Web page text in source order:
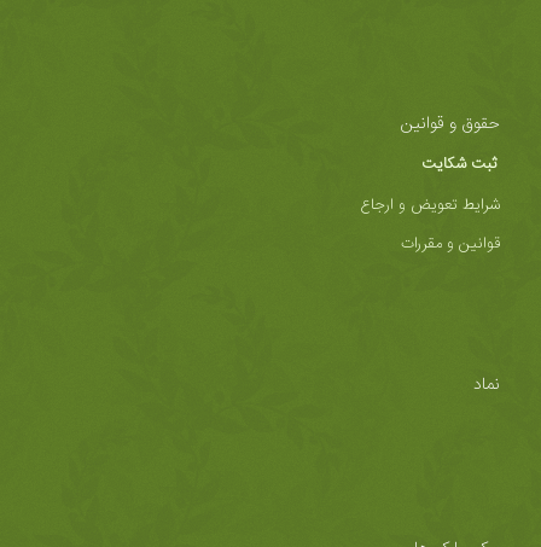
حقوق و قوانین
ثبت شکایت
شرایط تعویض و ارجاع
قوانین و مقررات
نماد